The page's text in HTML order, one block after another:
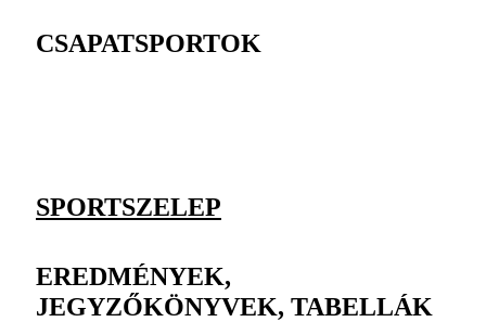
CSAPATSPORTOK
SPORTSZELEP
EREDMÉNYEK,
JEGYZŐKÖNYVEK, TABELLÁK